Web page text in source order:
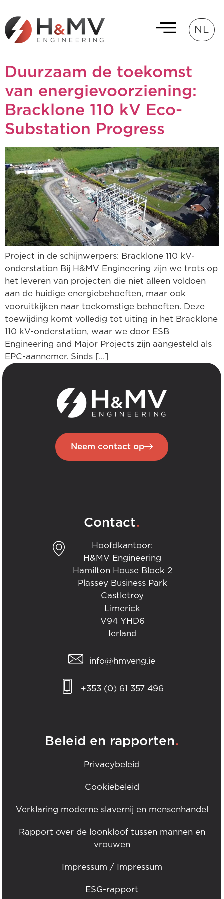
NL
Duurzaam de toekomst
van energievoorziening:
Bracklone 110 kV Eco-
Substation Progress
Project in de schijnwerpers: Bracklone 110 kV-
onderstation Bij H&MV Engineering zijn we trots op
het leveren van projecten die niet alleen voldoen
aan de huidige energiebehoeften, maar ook
vooruitkijken naar toekomstige behoeften. Deze
toewijding komt volledig tot uiting in het Bracklone
110 kV-onderstation, waar we door ESB
Engineering and Major Projects zijn aangesteld als
EPC-aannemer. Sinds […]
Neem contact op
Contact.
Hoofdkantoor:
H&MV Engineering
Hamilton House Block 2
Plassey Business Park
Castletroy
Limerick
V94 YHD6
Ierland
info@hmveng.ie
+353 (0) 61 357 496
Beleid en rapporten.
Privacybeleid
Cookiebeleid
Verklaring moderne slavernij en mensenhandel
Rapport over de loonkloof tussen mannen en
vrouwen
Impressum / Impressum
ESG-rapport